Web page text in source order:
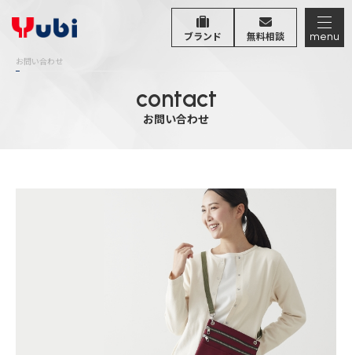
ブランド 無料相談 menu
お問い合わせ
contact
お問い合わせ